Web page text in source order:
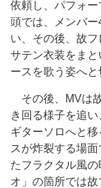
依頼し、パフォ
頭では、メンバ
い、その後、故
サテン衣装をま
ースを歌う姿へと
その後、MVは
き回る様子を追
ギターソロへと
スが炸裂する場
たフラクタル風
オ」の箇所では